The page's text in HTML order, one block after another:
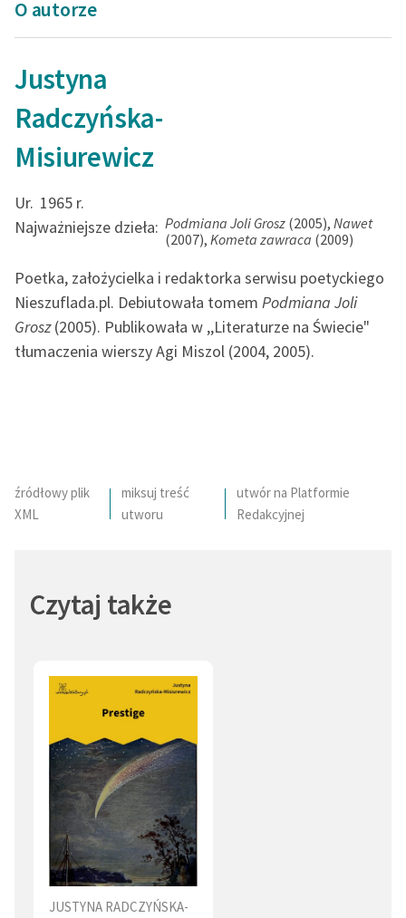
O autorze
Justyna
Radczyńska-
Misiurewicz
Ur. 1965 r.
Najważniejsze dzieła: Podmiana Joli Grosz (2005),Nawet
(2007),Kometa zawraca (2009)
Poetka, założycielka i redaktorka serwisu poetyckiego
Nieszuflada.pl. Debiutowała tomem Podmiana Joli
Grosz(2005). Publikowała w ,,Literaturze na Świecie"
tłumaczenia wierszy Agi Miszol (2004, 2005).
źródłowy plik
XML
miksuj treść
utworu
utwór na Platformie
Redakcyjnej
Czytaj także
JUSTYNA RADCZYŃSKA-